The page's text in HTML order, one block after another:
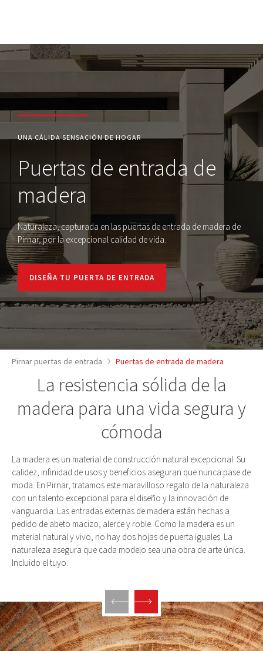
Pirnar puertas de entrada Puertas de entrada de madera
UNA CÁLIDA SENSACIÓN DE HOGAR
Puertas de entrada de
madera
Naturaleza, capturada en las puertas de entrada de madera de
Pirnar, por la excepcional calidad de vida.
DISEÑA TU PUERTA DE ENTRADA
La resistencia sólida de la
madera para una vida segura y
cómoda
La madera es un material de construcción natural excepcional. Su
calidez, infinidad de usos y beneficios aseguran que nunca pase de
moda. En Pirnar, tratamos este maravilloso regalo de la naturaleza
con un talento excepcional para el diseño y la innovación de
vanguardia. Las entradas externas de madera están hechas a
pedido de abeto macizo, alerce y roble. Como la madera es un
material natural y vivo, no hay dos hojas de puerta iguales. La
naturaleza asegura que cada modelo sea una obra de arte única.
Incluido el tuyo.